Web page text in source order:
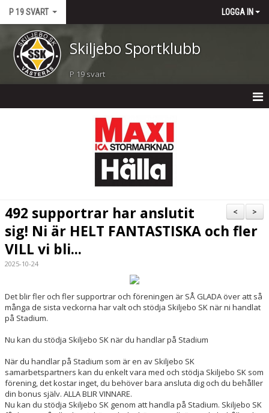
P 19 SVART LOGGA IN
Skiljebo Sportklubb
P 19 svart
TRUPPEN
BILDGALLERI
KONTAKT
>
<
492 supportrar har anslutit
sig! Ni är HELT FANTASTISKA och fler
VILL vi bli...
2025-10-24
Det blir fler och fler supportrar och föreningen är SÅ GLADA över att så
många de sista veckorna har valt och stödja Skiljebo SK när ni handlat
på Stadium.
Nu kan du stödja Skiljebo SK när du handlar på Stadium
När du handlar på Stadium som är en av Skiljebo SK
samarbetspartners kan du enkelt vara med och stödja Skiljebo SK som
förening, det kostar inget, du behöver bara ansluta dig och du behåller
din bonus själv. ALLA BLIR VINNARE.
Nu kan du stödja Skiljebo SK genom att handla på Stadium. Skiljebo SK